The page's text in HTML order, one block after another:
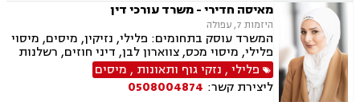
מאיסה חדירי - משרד עורכי דין
היזמות 7, עפולה
המשרד עוסק בתחומים: פלילי, נזיקין, מיסים, מיסוי
פלילי, מיסוי מכס, צווארון לבן, דיני חוזים, רשלנות
רפואית, דיני ביטוח, דיני חברות, הוצאה לפועל,
ביטוח לאומי, דיני עבודה, חדלות פירעון, עבירות
מס, תאונות עבודה, תאונות תלמידים, תביעות גזזת
פלילי, נזקי גוף ותאונות , מיסים
ליצירת קשר: 0508004874